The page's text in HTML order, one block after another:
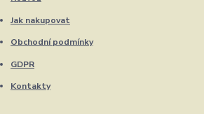
Jak nakupovat
Obchodní podmínky
GDPR
Kontakty